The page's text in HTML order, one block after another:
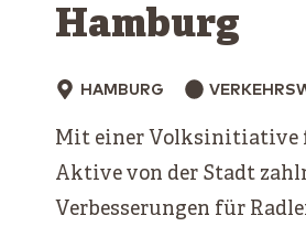
Hamburg
HAMBURG
Mit einer Volksinitiative
Aktive von der Stadt
Verbesserungen für